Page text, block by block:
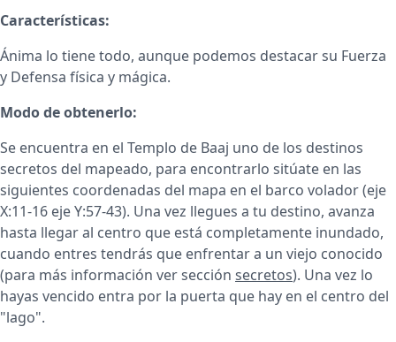
Características:
Ánima lo tiene todo, aunque podemos destacar su Fuerza
y Defensa física y mágica.
Modo de obtenerlo:
Se encuentra en el Templo de Baaj uno de los destinos
secretos del mapeado, para encontrarlo sitúate en las
siguientes coordenadas del mapa en el barco volador (eje
X:11-16 eje Y:57-43). Una vez llegues a tu destino, avanza
hasta llegar al centro que está completamente inundado,
cuando entres tendrás que enfrentar a un viejo conocido
(para más información ver sección secretos). Una vez lo
hayas vencido entra por la puerta que hay en el centro del
"lago".